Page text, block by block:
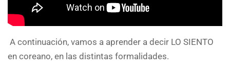
A continuación, vamos a aprender a decir LO SIENTO
en coreano, en las distintas formalidades.